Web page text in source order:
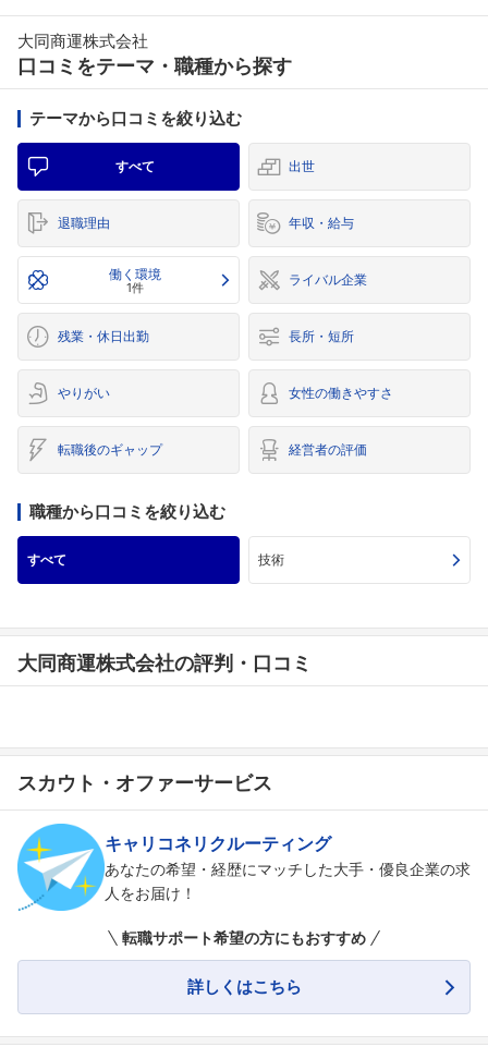
大同商運株式会社
口コミをテーマ・職種から探す
テーマから口コミを絞り込む
すべて 出世
退職理由 年収・給与
働く環境
1件 ライバル企業
残業・休日出勤 長所・短所
やりがい 女性の働きやすさ
転職後のギャップ 経営者の評価
職種から口コミを絞り込む
すべて 技術
大同商運株式会社の評判・口コミ
スカウト・オファーサービス
キャリコネリクルーティング
あなたの希望・経歴にマッチした大手・優良企業の求
人をお届け！
転職サポート希望の方にもおすすめ
詳しくはこちら